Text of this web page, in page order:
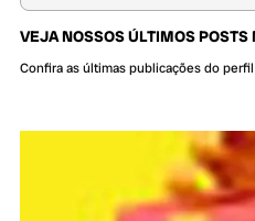
VEJA NOSSOS ÚLTIMOS POSTS
Confira as últimas publicações do